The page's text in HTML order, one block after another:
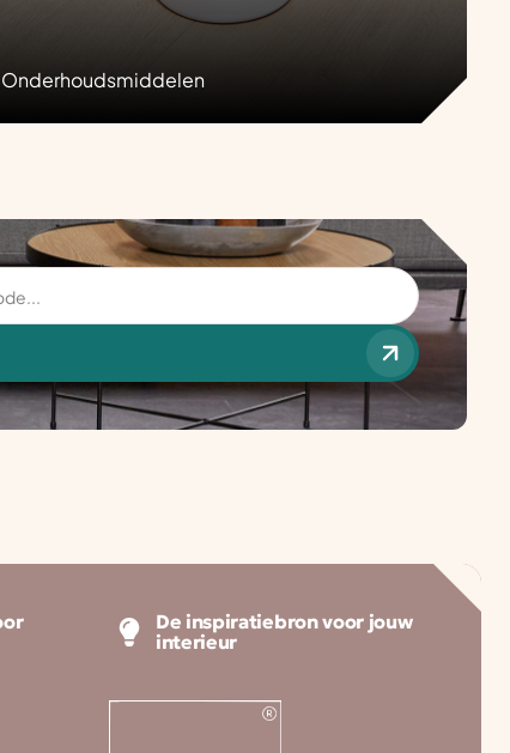
Onderhoudsmiddelen
De inspiratiebron voor jouw
interieur